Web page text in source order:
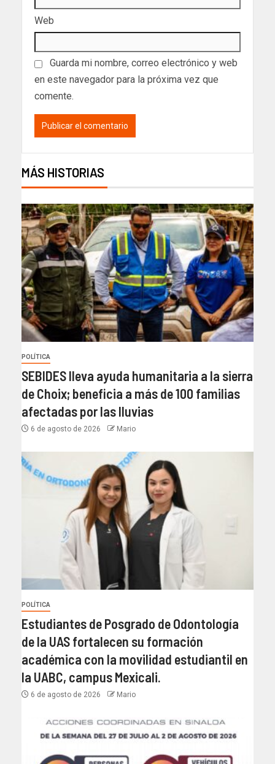
Web
Guarda mi nombre, correo electrónico y web
en este navegador para la próxima vez que
comente.
MÁS HISTORIAS
POLÍTICA
SEBIDES lleva ayuda humanitaria a la sierra
de Choix; beneficia a más de 100 familias
afectadas por las lluvias
6 de agosto de 2026 Mario
POLÍTICA
Estudiantes de Posgrado de Odontología
de la UAS fortalecen su formación
académica con la movilidad estudiantil en
la UABC, campus Mexicali.
6 de agosto de 2026 Mario